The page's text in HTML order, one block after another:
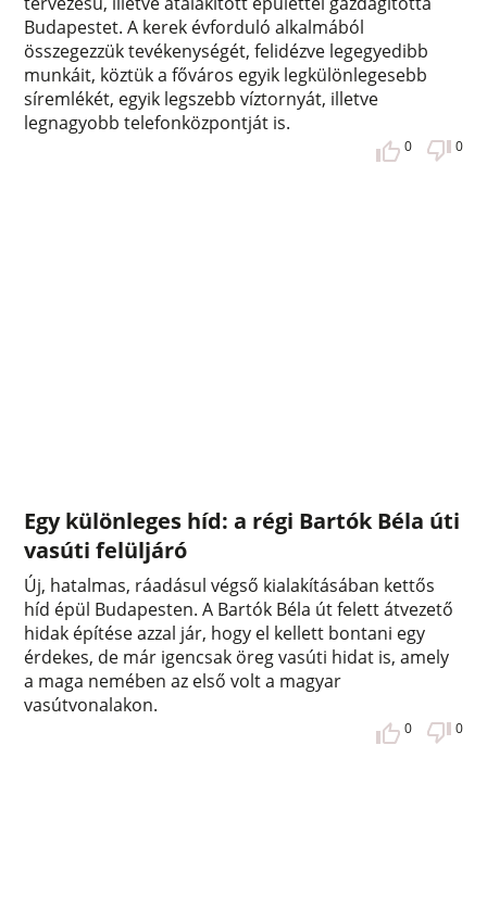
Budapestet. A kerek évforduló alkalmából
összegezzük tevékenységét, felidézve legegyedibb
munkáit, köztük a főváros egyik legkülönlegesebb
síremlékét, egyik legszebb víztornyát, illetve
legnagyobb telefonközpontját is.
0 0
Egy különleges híd: a régi Bartók Béla úti
vasúti felüljáró
Új, hatalmas, ráadásul végső kialakításában kettős
híd épül Budapesten. A Bartók Béla út felett átvezető
hidak építése azzal jár, hogy el kellett bontani egy
érdekes, de már igencsak öreg vasúti hidat is, amely
a maga nemében az első volt a magyar
vasútvonalakon.
0 0